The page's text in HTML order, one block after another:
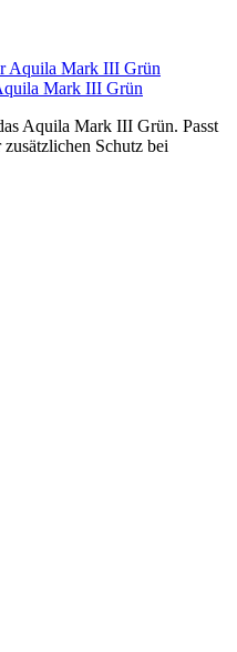
Mark III Grün
Aquila Mark III Grün. Passt
Schutz bei